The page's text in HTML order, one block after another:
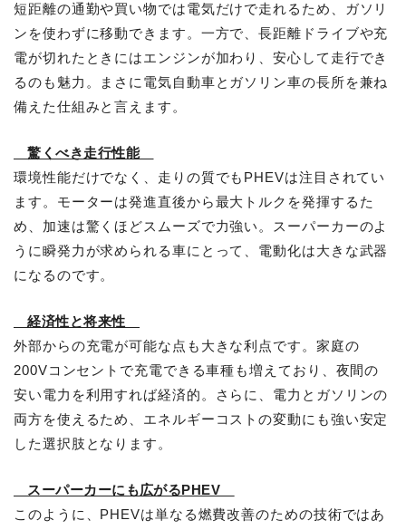
短距離の通勤や買い物では電気だけで走れるため、ガソリ
ンを使わずに移動できます。一方で、長距離ドライブや充
電が切れたときにはエンジンが加わり、安心して走行でき
るのも魅力。まさに電気自動車とガソリン車の長所を兼ね
備えた仕組みと言えます。
驚くべき走行性能
環境性能だけでなく、走りの質でもPHEVは注目されてい
ます。モーターは発進直後から最大トルクを発揮するた
め、加速は驚くほどスムーズで力強い。スーパーカーのよ
うに瞬発力が求められる車にとって、電動化は大きな武器
になるのです。
経済性と将来性
外部からの充電が可能な点も大きな利点です。家庭の
200Vコンセントで充電できる車種も増えており、夜間の
安い電力を利用すれば経済的。さらに、電力とガソリンの
両方を使えるため、エネルギーコストの変動にも強い安定
した選択肢となります。
スーパーカーにも広がるPHEV
このように、PHEVは単なる燃費改善のための技術ではあ